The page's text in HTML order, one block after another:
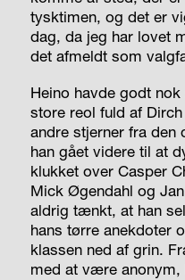
tysktimen, og det er
dag, da jeg har lovet
det afmeldt som
Heino havde godt
store reol fuld af
andre stjerner fra den
han gået videre til at
klukket over Casper
Mick Øgendahl og
aldrig tænkt, at han
hans tørre anekdoter
klassen ned af grin.
med at være anonym,